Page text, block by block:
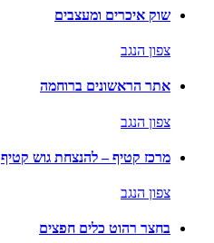
שוק איכרים ומעצבים
צפון הנגב
אתר הראשונים ברוחמה
צפון הנגב
מרכז קטיף – להנצחת גוש קטיף
צפון הנגב
בחצר רהוט כלים חפצים